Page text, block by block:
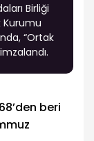
Birliği
Kurumu
“Ortak
beri